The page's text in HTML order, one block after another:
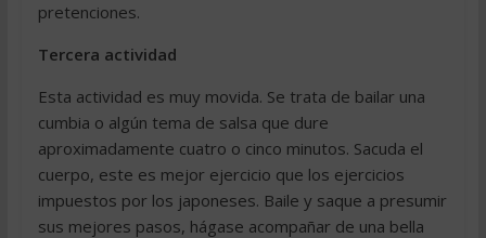
pretenciones.
Tercera actividad
Esta actividad es muy movida. Se trata de bailar una
cumbia o algún tema de salsa que dure
aproximadamente cuatro o cinco minutos. Sacuda el
cuerpo, este es mejor ejercicio que los ejercicios
impuestos por los japoneses. Baile y saque a presumir
sus mejores pasos, hágase acompañar de una bella